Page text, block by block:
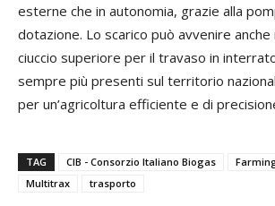
esterne che in autonomia, grazie alla
dotazione. Lo scarico può avvenire anche
ciuccio superiore per il travaso in
sempre più presenti sul territorio
per un’agricoltura efficiente e di
TAG CIB - Consorzio Italiano Biogas
Multitrax
trasporto